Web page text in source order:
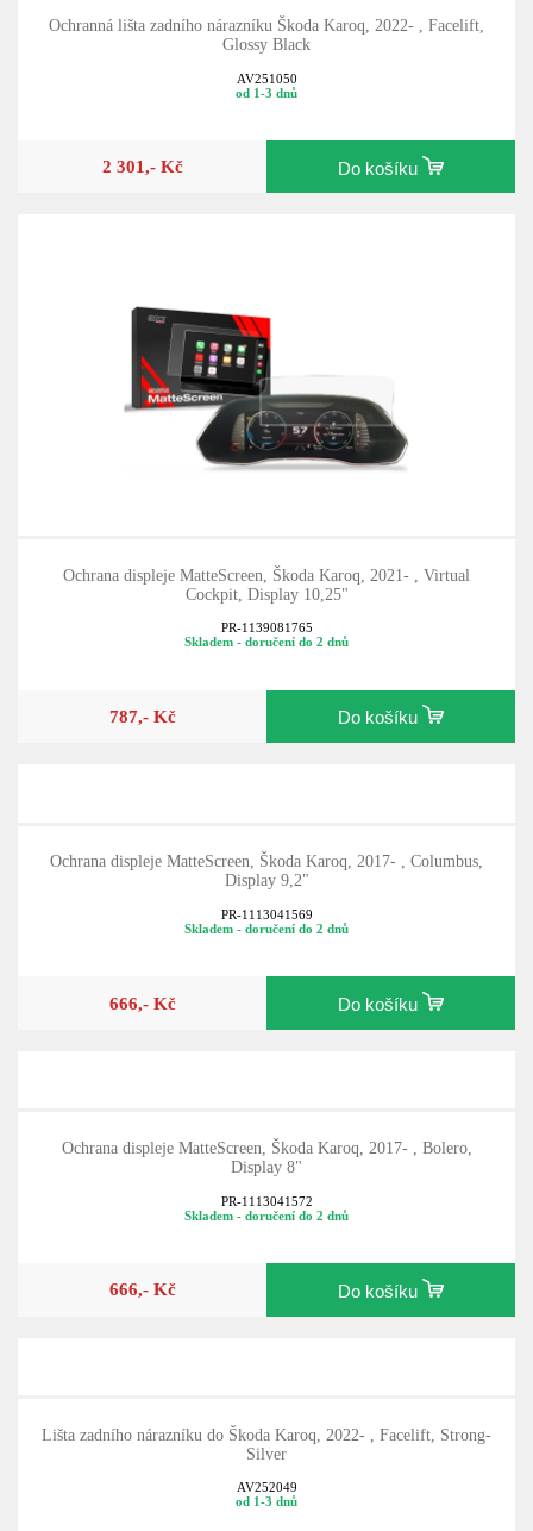
Ochranná lišta zadního nárazníku Škoda Karoq, 2022- , Facelift,
Glossy Black
AV251050
od 1-3 dnů
2 301,- Kč Do košíku
Ochrana displeje MatteScreen, Škoda Karoq, 2021- , Virtual
Cockpit, Display 10,25"
PR-1139081765
Skladem - doručení do 2 dnů
787,- Kč Do košíku
Ochrana displeje MatteScreen, Škoda Karoq, 2017- , Columbus,
Display 9,2"
PR-1113041569
Skladem - doručení do 2 dnů
666,- Kč Do košíku
Ochrana displeje MatteScreen, Škoda Karoq, 2017- , Bolero,
Display 8"
PR-1113041572
Skladem - doručení do 2 dnů
666,- Kč Do košíku
Lišta zadního nárazníku do Škoda Karoq, 2022- , Facelift, Strong-
Silver
AV252049
od 1-3 dnů